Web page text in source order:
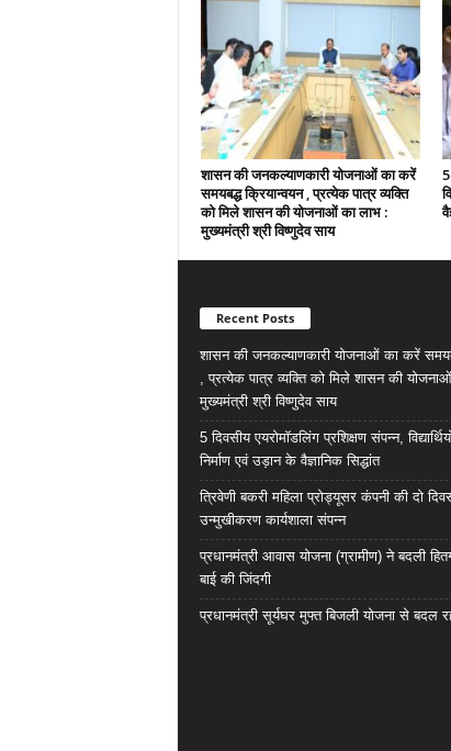
शासन की जनकल्याणकारी योजनाओं का करें
समयबद्ध क्रियान्वयन , प्रत्येक पात्र व्यक्ति
को मिले शासन की योजनाओं का लाभ :
मुख्यमंत्री श्री विष्णुदेव साय
Recent Posts
शासन की जनकल्याणकारी योजनाओं का करें
, प्रत्येक पात्र व्यक्ति को मिले शासन की
मुख्यमंत्री श्री विष्णुदेव साय
5 दिवसीय एयरोमॉडलिंग प्रशिक्षण संपन्न,
निर्माण एवं उड़ान के वैज्ञानिक सिद्धांत
त्रिवेणी बकरी महिला प्रोड्यूसर कंपनी की दो
उन्मुखीकरण कार्यशाला संपन्न
प्रधानमंत्री आवास योजना (ग्रामीण) ने बदली
बाई की जिंदगी
प्रधानमंत्री सूर्यघर मुफ्त बिजली योजना से बदल